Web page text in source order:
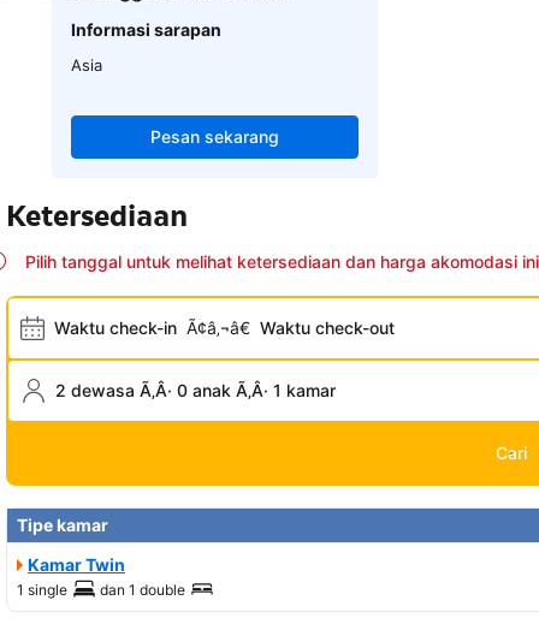
Informasi sarapan
Asia
Pesan sekarang
Ketersediaan
Pilih tanggal untuk melihat ketersediaan dan harga akomodasi ini
Waktu check-in Ã¢â‚¬â€ Waktu check-out
2 dewasa Ã‚Â· 0 anak Ã‚Â· 1 kamar
Cari
Tipe kamar
Kamar Twin
1 single dan 1 double